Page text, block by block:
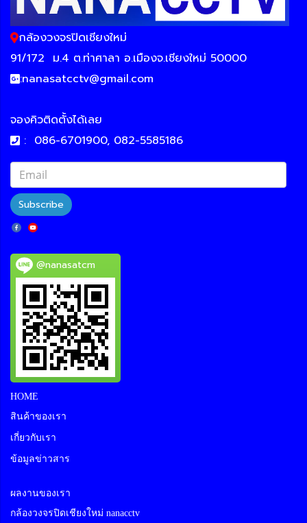
กล้องวงจรปิดเชียงใหม่
91/172 ม.4 ต.ท่าศาลา อ.เมืองจ.เชียงใหม่ 50000
:nanasatcctv@gmail.com
จองคิวติดตั้งได้เลย
: 086-6701900, 082-5585186
Subscribe
@nanasatcm
HOME
สินค้าของเรา
เกี่ยวกับเรา
ข้อมูลข่าวสาร
ผลงานของเรา
กล้องวงจรปิดเชียงใหม่ nanacctv